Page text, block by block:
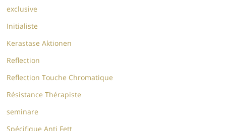
exclusive
Initialiste
Kerastase Aktionen
Reflection
Reflection Touche Chromatique
Résistance Thérapiste
seminare
Spécifique Anti Fett